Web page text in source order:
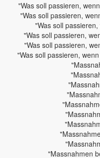
"Was soll passieren,
"Was soll passieren,
"Was soll
"Was soll passieren,
"Was soll passieren,
"Was soll passieren,
"Massnahmen